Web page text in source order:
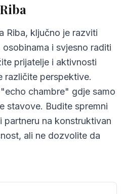
Riba, ključno je razviti
i svjesno raditi
prijatelje i aktivnosti
različite perspektive.
chambre" gdje samo
stavove. Budite spremni
partneru na konstruktivan
ali ne dozvolite da